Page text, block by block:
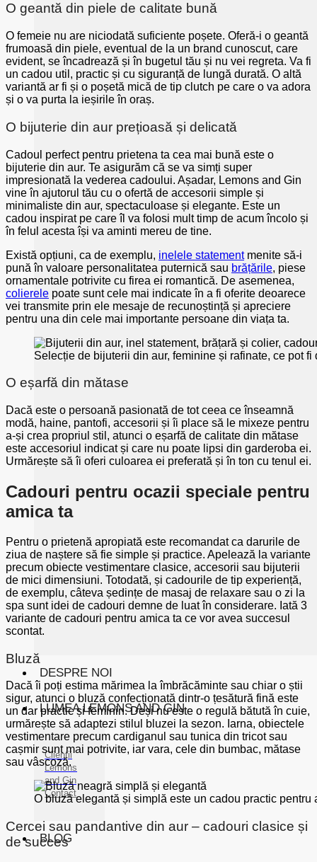
DESPRE NOI
LUMEA LEMONS AND GIN
Clienții
Lemons
and Gin
Contact
BLOG
O geantă din piele de calitate bună
O femeie nu are niciodată suficiente poșete. Oferă-i o geantă
frumoasă din piele, eventual de la un brand cunoscut, care
evident, se încadrează și în bugetul tău și nu vei regreta. Va fi
un cadou util, practic și cu siguranță de lungă durată. O altă
variantă ar fi și o poșetă mică de tip clutch pe care o va adora
și o va purta la ieșirile în oraș.
O bijuterie din aur prețioasă și delicată
Cadoul perfect pentru prietena ta cea mai bună este o
bijuterie din aur. Te asigurăm că se va simți super
impresionată la vederea cadoului. Așadar, Lemons and Gin
vine în ajutorul tău cu o ofertă de accesorii simple și
minimaliste din aur, spectaculoase și elegante. Este un
cadou inspirat pe care îl va folosi mult timp de acum încolo și
în felul acesta își va aminti mereu de tine.
Există opțiuni, ca de exemplu, inelele statementmenite să-i
pună în valoare personalitatea puternică sau brățările, piese
ornamentale potrivite cu firea ei romantică. De asemenea,
colierele poate sunt cele mai indicate în a fi oferite deoarece
vei transmite prin ele mesaje de recunoștință și apreciere
pentru una din cele mai importante persoane din viața ta.
Selecție de bijuterii din aur, feminine și rafinate, ce pot
O eșarfă din mătase
Dacă este o persoană pasionată de tot ceea ce înseamnă
modă, haine, pantofi, accesorii și îi place să le mixeze pentru
a-și crea propriul stil, atunci o eșarfă de calitate din mătase
este accesoriul indicat și care nu poate lipsi din garderoba ei.
Urmărește să îi oferi culoarea ei preferată și în ton cu tenul ei.
Cadouri pentru ocazii speciale pentru
amica ta
Pentru o prietenă apropiată este recomandat ca darurile de
ziua de naștere să fie simple și practice. Apelează la variante
precum obiecte vestimentare clasice, accesorii sau bijuterii
de mici dimensiuni. Totodată, și cadourile de tip experiență,
de exemplu, câteva ședințe de masaj de relaxare sau o zi la
spa sunt idei de cadouri demne de luat în considerare. Iată 3
variante de cadouri pentru amica ta ce vor avea succesul
scontat.
Bluză
Dacă îi poți estima mărimea la îmbrăcăminte sau chiar o știi
sigur, atunci o bluză confecționată dintr-o țesătură fină este
un dar practic și feminin. Deși nu este o regulă bătută în cuie,
urmărește să adaptezi stilul bluzei la sezon. Iarna, obiectele
vestimentare precum cardiganul sau tunica din tricot sau
cașmir sunt mai potrivite, iar vara, cele din bumbac, mătase
sau vâscoză.
O bluză elegantă și simplă este un cadou practic
Cercei sau pandantive din aur – cadouri clasice și
de succes